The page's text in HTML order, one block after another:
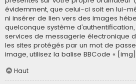
évidemment, que celui-ci soit en lui-
ni insérer de lien vers des images
quelconque système
services de messagerie électronique
les sites protégés par un mot de
image, utilisez la balise BBCode « [img]
Haut